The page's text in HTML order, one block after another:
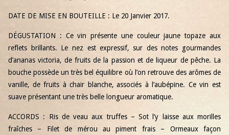
DATE DE MISE EN BOUTEILLE : Le 20 Janvier 2017.
DÉGUSTATION : Ce vin présente une couleur jaune topaze aux
reflets brillants. Le nez est expressif, sur des notes gourmandes
d’ananas victoria, de fruits de la passion et de liqueur de pêche. La
bouche possède un très bel équilibre où l’on retrouve des arômes de
vanille, de fruits à chair blanche, associés à l’aubépine. Ce vin est
suave présentant une très belle longueur aromatique.
ACCORDS : Ris de veau aux truffes – Sot l’y laisse aux morilles
fraîches – Filet de mérou au piment frais – Ormeaux façon